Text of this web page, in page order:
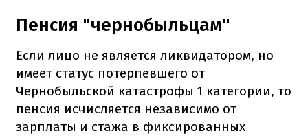
Пенсия "чернобыльцам"
Если лицо не является ликвидатором, но
имеет статус потерпевшего от
Чернобыльской катастрофы 1 категории, то
пенсия исчисляется независимо от
зарплаты и стажа в фиксированных